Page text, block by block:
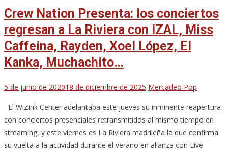
Crew Nation Presenta: los conciertos
regresan a La Riviera con IZAL, Miss
Caffeina, Rayden, Xoel López, El
Kanka, Muchachito…
5 de junio de 202018 de diciembre de 2025 Mercadeo Pop
El WiZink Center adelantaba este jueves su inminente reapertura
con conciertos presenciales retransmitidos al mismo tiempo en
streaming, y este viernes es La Riviera madrileña la que confirma
su vuelta a la actividad durante el verano en alianza con Live